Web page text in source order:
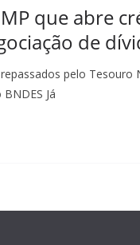
que abre
de
pelo
Já